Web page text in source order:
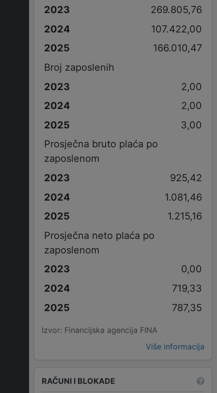
269.805,76
107.422,00
166.010,47
Broj zaposlenih
2,00
2,00
3,00
Prosječna bruto plaća po
zaposlenom
925,42
1.081,46
1.215,16
Prosječna neto plaća po
zaposlenom
0,00
719,33
787,35
Izvor: Financijska agencija FINA
Više informacija
RAČUNI I BLOKADE